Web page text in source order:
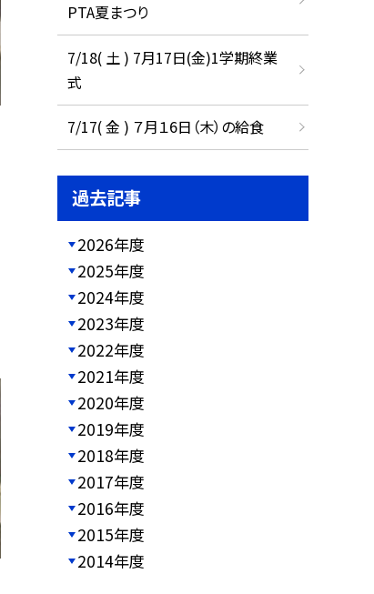
PTA夏まつり
7/18( 土 ) 7月17日(金)1学期終業
式
7/17( 金 ) ７月１6日（木）の給食
過去記事
2026年度
2025年度
2024年度
2023年度
2022年度
2021年度
2020年度
2019年度
2018年度
2017年度
2016年度
2015年度
2014年度